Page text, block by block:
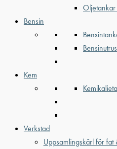
Bensin
Kem
Verkstad
Uppsamlingskärl för fat